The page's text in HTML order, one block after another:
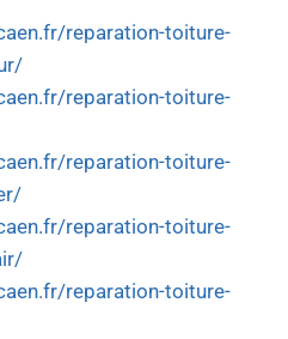
reparation-toiture-
reparation-toiture-
reparation-toiture-
reparation-toiture-
reparation-toiture-